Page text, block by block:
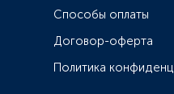
Способы оплаты
Договор-оферта
Политика